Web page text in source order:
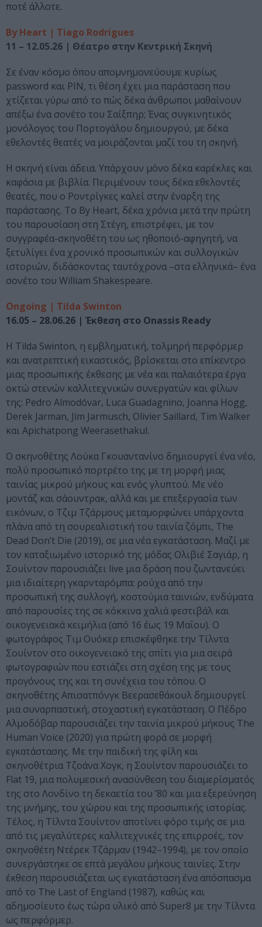
ποτέ άλλοτε.
By Heart | Tiago Rodrigues
11 – 12.05.26 | Θέατρο στην Κεντρική Σκηνή
Σε έναν κόσμο όπου απομνημονεύουμε κυρίως
password και PIN, τι θέση έχει μια παράσταση που
χτίζεται γύρω από το πώς δέκα άνθρωποι μαθαίνουν
απέξω ένα σονέτο του Σαίξπηρ; Ένας συγκινητικός
μονόλογος του Πορτογάλου δημιουργού, με δέκα
εθελοντές θεατές να μοιράζονται μαζί του τη σκηνή.
Η σκηνή είναι άδεια. Υπάρχουν μόνο δέκα καρέκλες και
καφάσια με βιβλία. Περιμένουν τους δέκα εθελοντές
θεατές, που ο Ροντρίγκες καλεί στην έναρξη της
παράστασης. Το By Heart, δέκα χρόνια μετά την πρώτη
του παρουσίαση στη Στέγη, επιστρέφει, με τον
συγγραφέα-σκηνοθέτη του ως ηθοποιό-αφηγητή, να
ξετυλίγει ένα χρονικό προσωπικών και συλλογικών
ιστοριών, διδάσκοντας ταυτόχρονα –στα ελληνικά– ένα
σονέτο του William Shakespeare.
Ongoing | Tilda Swinton
16.05 – 28.06.26 | Έκθεση στο Onassis Ready
Η Tilda Swinton, η εμβληματική, τολμηρή περφόρμερ
και ανατρεπτική εικαστικός, βρίσκεται στο επίκεντρο
μιας προσωπικής έκθεσης με νέα και παλαιότερα έργα
οκτώ στενών καλλιτεχνικών συνεργατών και φίλων
της: Pedro Almodóvar, Luca Guadagnino, Joanna Hogg,
Derek Jarman, Jim Jarmusch, Olivier Saillard, Tim Walker
και Apichatpong Weerasethakul.
Ο σκηνοθέτης Λούκα Γκουαντανίνο δημιουργεί ένα νέο,
πολύ προσωπικό πορτρέτο της με τη μορφή μιας
ταινίας μικρού μήκους και ενός γλυπτού. Με νέο
μοντάζ και σάουντρακ, αλλά και με επεξεργασία των
εικόνων, ο Τζιμ Τζάρμους μεταμορφώνει υπάρχοντα
πλάνα από τη σουρεαλιστική του ταινία ζόμπι, The
Dead Don’t Die (2019), σε μια νέα εγκατάσταση. Μαζί με
τον καταξιωμένο ιστορικό της μόδας Ολιβιέ Σαγιάρ, η
Σουίντον παρουσιάζει live μια δράση που ζωντανεύει
μια ιδιαίτερη γκαρνταρόμπα: ρούχα από την
προσωπική της συλλογή, κοστούμια ταινιών, ενδύματα
από παρουσίες της σε κόκκινα χαλιά φεστιβάλ και
οικογενειακά κειμήλια (από 16 έως 19 Μαΐου). Ο
φωτογράφος Τιμ Ουόκερ επισκέφθηκε την Τίλντα
Σουίντον στο οικογενειακό της σπίτι για μια σειρά
φωτογραφιών που εστιάζει στη σχέση της με τους
προγόνους της και τη συνέχεια του τόπου. Ο
σκηνοθέτης Απισατπόνγκ Βεερασεθάκουλ δημιουργεί
μια συναρπαστική, στοχαστική εγκατάσταση. Ο Πέδρο
Αλμοδόβαρ παρουσιάζει την ταινία μικρού μήκους The
Human Voice (2020) για πρώτη φορά σε μορφή
εγκατάστασης. Mε την παιδική της φίλη και
σκηνοθέτρια Τζοάνα Χογκ, η Σουίντον παρουσιάζει το
Flat 19, μια πολυμεσική ανασύνθεση του διαμερίσματός
της στο Λονδίνο τη δεκαετία του ’80 και μια εξερεύνηση
της μνήμης, του χώρου και της προσωπικής ιστορίας.
Τέλος, η Τίλντα Σουίντον αποτίνει φόρο τιμής σε μια
από τις μεγαλύτερες καλλιτεχνικές της επιρροές, τον
σκηνοθέτη Ντέρεκ Τζάρμαν (1942–1994), με τον οποίο
συνεργάστηκε σε επτά μεγάλου μήκους ταινίες. Στην
έκθεση παρουσιάζεται ως εγκατάσταση ένα απόσπασμα
από το The Last of England (1987), καθώς και
αδημοσίευτο έως τώρα υλικό από Super8 με την Τίλντα
ως περφόρμερ.